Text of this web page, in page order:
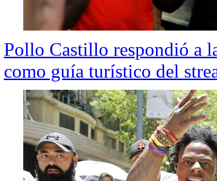
Pollo Castillo respondió a
como guía turístico del